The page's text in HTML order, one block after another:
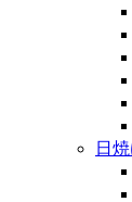
日